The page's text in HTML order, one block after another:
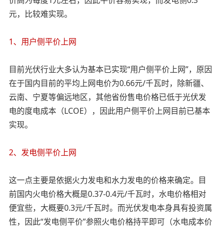
元，比较难实现。
1、用户侧平价上网
目前光伏行业大多认为基本已实现“用户侧平价上网”，原因
在于国内目前的平均上网电价为0.66元/千瓦时，除新疆、
云南、宁夏等偏远地区，其他省份售电价格已低于光伏发
电的度电成本（LCOE），因此用户侧平价上网目前已基本
实现。
2、发电侧平价上网
这一点主要是依据火力发电和水力发电的价格来确定。目
前国内火电价格大概是0.37-0.4元/千瓦时，水电价格相对
便宜些，大概要0.3元/千瓦时。而光伏发电本身具有投资属
性，因此“发电侧平价”参照火电价格持平即可（水电成本价